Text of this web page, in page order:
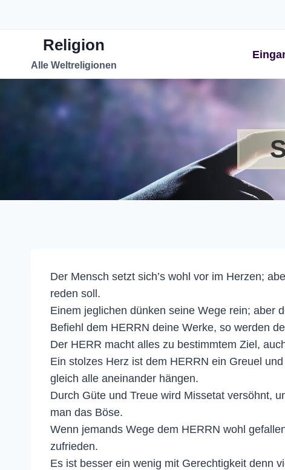
Religion
Alle Weltreligionen
Der Mensch setzt sich’s wohl vor im Herzen;
reden soll.
Einem jeglichen dünken seine Wege rein; aber
Befiehl dem HERRN deine Werke, so werden
Der HERR macht alles zu bestimmtem Ziel,
Ein stolzes Herz ist dem HERRN ein Greuel
gleich alle aneinander hängen.
Durch Güte und Treue wird Missetat versöhnt,
man das Böse.
Wenn jemands Wege dem HERRN wohl
zufrieden.
Es ist besser ein wenig mit Gerechtigkeit denn